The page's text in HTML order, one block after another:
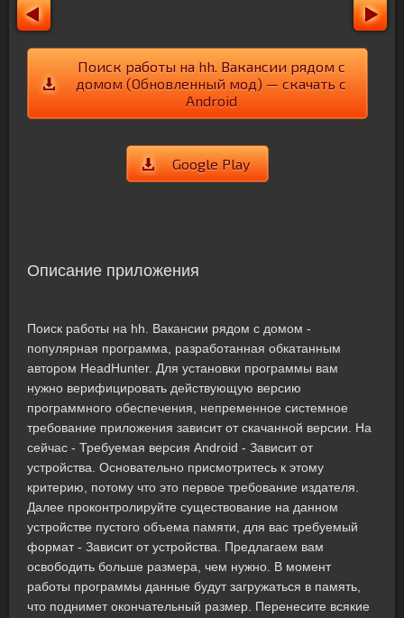
Поиск работы на hh. Вакансии рядом с
домом (Обновленный мод) — скачать с
Android
Google Play
Описание приложения
Поиск работы на hh. Вакансии рядом с домом -
популярная программа, разработанная обкатанным
автором HeadHunter. Для установки программы вам
нужно верифицировать действующую версию
программного обеспечения, непременное системное
требование приложения зависит от скачанной версии. На
сейчас - Требуемая версия Android - Зависит от
устройства. Основательно присмотритесь к этому
критерию, потому что это первое требование издателя.
Далее проконтролируйте существование на данном
устройстве пустого объема памяти, для вас требуемый
формат - Зависит от устройства. Предлагаем вам
освободить больше размера, чем нужно. В момент
работы программы данные будут загружаться в память,
что поднимет окончательный размер. Перенесите всякие